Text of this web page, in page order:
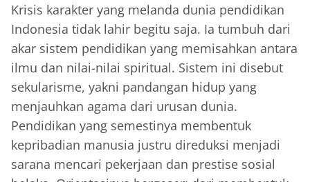
Krisis karakter yang melanda dunia pendidikan
Indonesia tidak lahir begitu saja. Ia tumbuh dari
akar sistem pendidikan yang memisahkan antara
ilmu dan nilai-nilai spiritual. Sistem ini disebut
sekularisme, yakni pandangan hidup yang
menjauhkan agama dari urusan dunia.
Pendidikan yang semestinya membentuk
kepribadian manusia justru direduksi menjadi
sarana mencari pekerjaan dan prestise sosial